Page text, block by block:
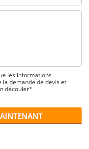
les informations
la demande de devis et
découler*